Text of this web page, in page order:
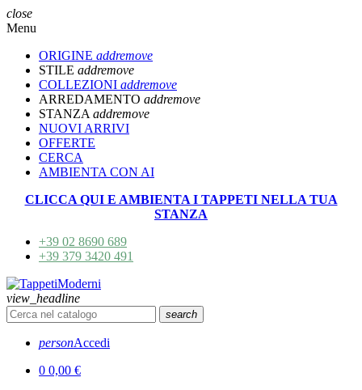
close
Menu
ORIGINE addremove
STILE addremove
COLLEZIONI addremove
ARREDAMENTO addremove
STANZA addremove
NUOVI ARRIVI
OFFERTE
CERCA
AMBIENTA CON AI
CLICCA QUI E AMBIENTA I TAPPETI NELLA TUA
STANZA
+39 02 8690 689
+39 379 3420 491
view_headline
search
personAccedi
0 0,00 €